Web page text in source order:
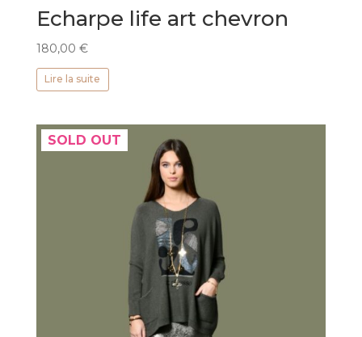
Echarpe life art chevron
180,00 €
Lire la suite
SOLD OUT